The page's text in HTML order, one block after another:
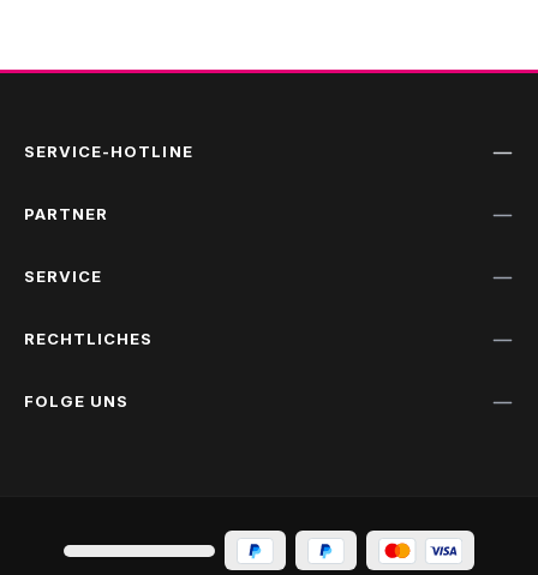
SERVICE-HOTLINE
PARTNER
SERVICE
RECHTLICHES
FOLGE UNS